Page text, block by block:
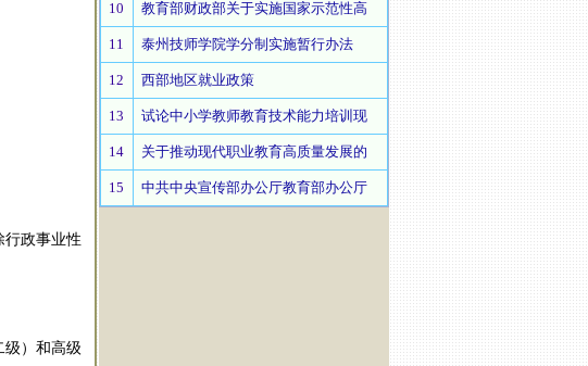
政事业性
）和高级
10 教育部财政部关于实施国家示范性高
11 泰州技师学院学分制实施暂行办法
12 西部地区就业政策
13 试论中小学教师教育技术能力培训现
14 关于推动现代职业教育高质量发展的
15 中共中央宣传部办公厅教育部办公厅